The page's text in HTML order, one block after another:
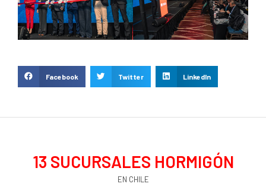
Facebook Twitter LinkedIn
EN CHILE
13 SUCURSALES HORMIGÓN